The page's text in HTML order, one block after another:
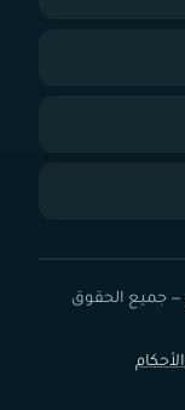
— جميع الحقوق